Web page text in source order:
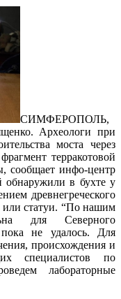
СИМФЕРОПОЛЬ,
Археологи при
моста через
терракотовой
сообщает инфо-центр
обнаружили в бухте у
древнегреческого
статуи. “По нашим
для Северного
не удалось. Для
происхождения и
специалистов по
лабораторные